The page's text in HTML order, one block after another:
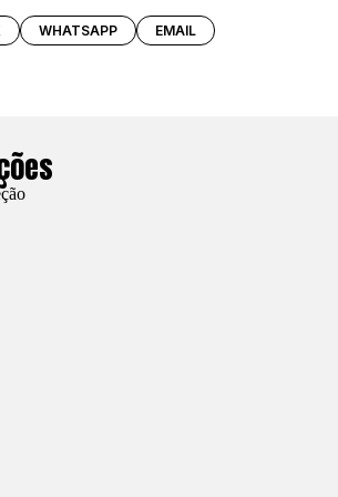
WHATSAPP EMAIL